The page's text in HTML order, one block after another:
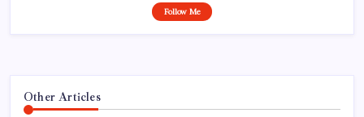
Follow Me
Other Articles